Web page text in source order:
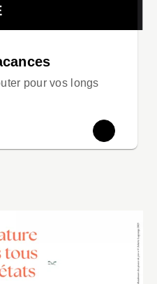
pour vos longs